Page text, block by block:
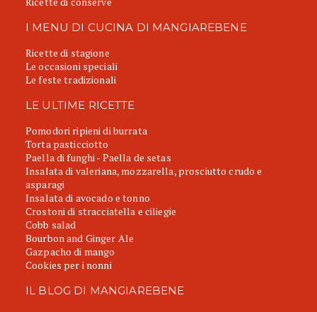
I MENU DI CUCINA DI MANGIAREBENE
Ricette di stagione
Le occasioni speciali
Le feste tradizionali
LE ULTIME RICETTE
Pomodori ripieni di burrata
Torta pasticciotto
Paella di funghi - Paella de setas
Insalata di valeriana, mozzarella, prosciutto crudo e
asparagi
Insalata di avocado e tonno
Crostoni di stracciatella e ciliegie
Cobb salad
Bourbon and Ginger Ale
Gazpacho di mango
Cookies per i nonni
IL BLOG DI MANGIAREBENE